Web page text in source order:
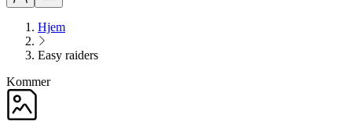
Hjem
Easy raiders
Kommer